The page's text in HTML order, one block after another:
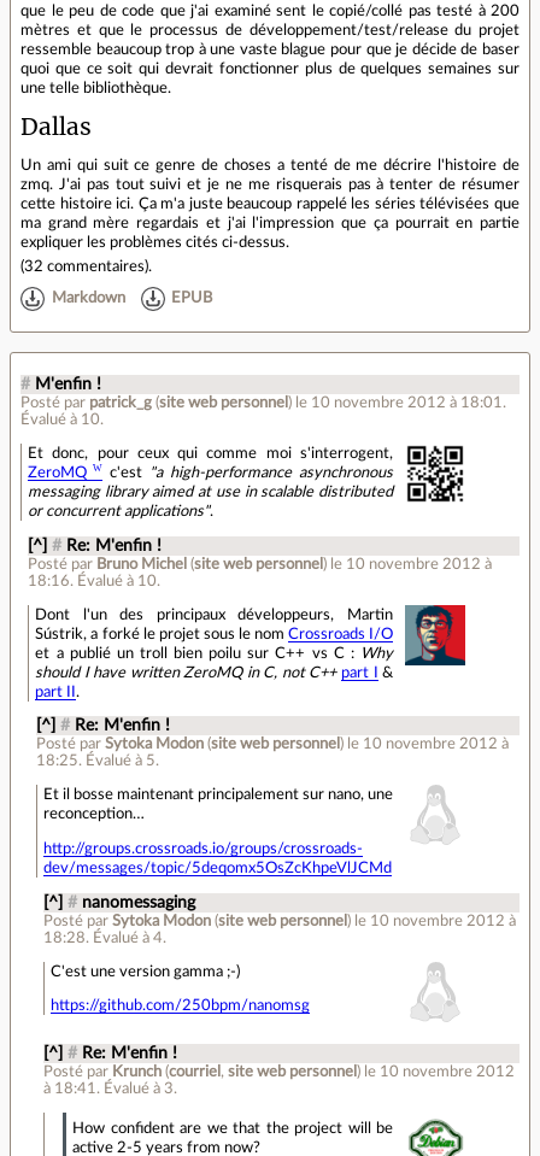
que le peu de code que j'ai examiné sent le copié/collé pas testé à 200
mètres et que le processus de développement/test/release du projet
ressemble beaucoup trop à une vaste blague pour que je décide de baser
quoi que ce soit qui devrait fonctionner plus de quelques semaines sur
une telle bibliothèque.
Dallas
Un ami qui suit ce genre de choses a tenté de me décrire l'histoire de
zmq. J'ai pas tout suivi et je ne me risquerais pas à tenter de résumer
cette histoire ici. Ça m'a juste beaucoup rappelé les séries télévisées que
ma grand mère regardais et j'ai l'impression que ça pourrait en partie
expliquer les problèmes cités ci-dessus.
(32 commentaires).
Markdown EPUB
# M'enfin !
Posté par patrick_g (site web personnel ) le 10 novembre 2012 à 18:01 .
Évalué à 10.
Et donc, pour ceux qui comme moi s'interrogent,
ZeroMQ
c'est
"a high-performance asynchronous
messaging library aimed at use in scalable distributed
or concurrent applications".
[^] # Re: M'enfin !
Posté par Bruno Michel (site web personnel ) le 10 novembre 2012 à
18:16. Évalué à 10.
Dont l'un des principaux développeurs, Martin
Sústrik, a forké le projet sous le nom Crossroads I/O
et a publié un troll bien poilu sur C++ vs C : Why
should I have written ZeroMQ in C, not C++ part I
&
part II .
[^] # Re: M'enfin !
Posté par Sytoka Modon(site web personnel ) le 10 novembre 2012 à
18:25. Évalué à 5.
Et il bosse maintenant principalement sur nano, une
reconception…
http://groups.crossroads.io/groups/crossroads-
dev/messages/topic/5deqomx5OsZcKhpeVlJCMd
[^] # nanomessaging
Posté parSytoka Modon (site web personnel ) le 10 novembre 2012 à
18:28. Évalué à4.
C'est une version gamma ;-)
https://github.com/250bpm/nanomsg
[^] # Re: M'enfin !
Posté par Krunch (courriel ,site web personnel ) le 10 novembre 2012
à 18:41 . Évalué à 3.
How confident are we that the project will be
active 2-5 years from now?